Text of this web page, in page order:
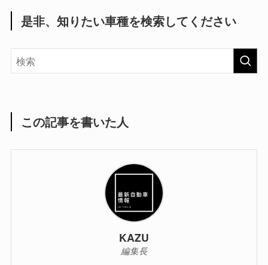
是非、知りたい車種を検索してください
この記事を書いた人
KAZU
編集長